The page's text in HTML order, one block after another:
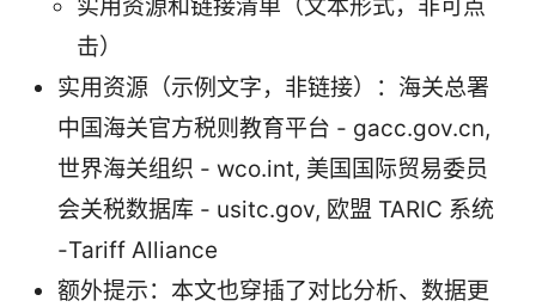
实用资源和链接清单（文本形式，非可点
击）
实用资源（示例文字，非链接）：海关总署
中国海关官方税则教育平台 - gacc.gov.cn,
世界海关组织 - wco.int, 美国国际贸易委员
会关税数据库 - usitc.gov, 欧盟 TARIC 系统
-Tariff Alliance
额外提示：本文也穿插了对比分析、数据更